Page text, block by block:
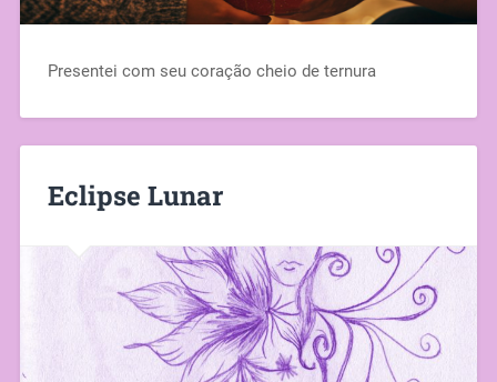
Presentei com seu coração cheio de ternura
Eclipse Lunar